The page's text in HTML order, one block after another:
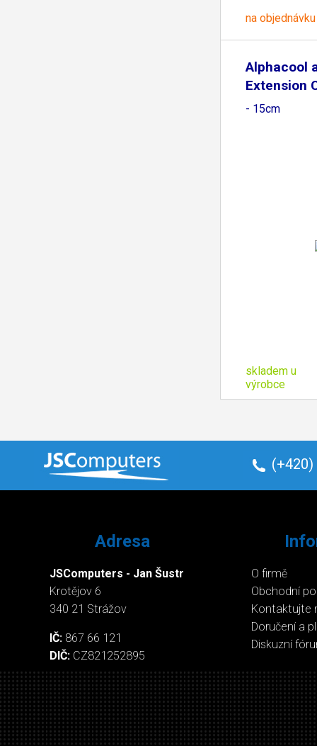
na objednávku
Alphacool
Extension
- 15cm
skladem u
výrobce
(+420)
Adresa
JSComputers - Jan Šustr
Krotějov 6
340 21 Strážov
IČ: 867 66 121
DIČ: CZ821252895
O firmě
Obchodní
Kontaktujte
Doručení a
Diskuzní